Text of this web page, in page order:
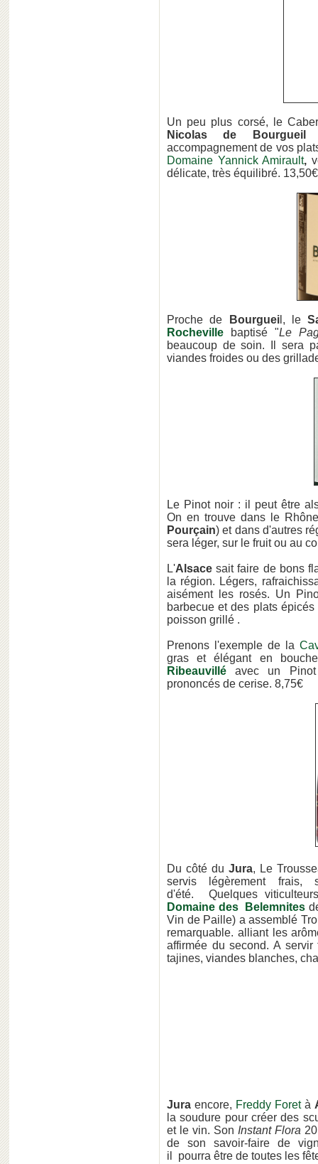
Un peu plus corsé, le
Nicolas de
accompagnement de vos
Domaine Yannick Amirault,
délicate, très équilibré. 13,50€
Proche de Bourgueil, le
Rocheville baptisé "Le
beaucoup de soin. Il sera
viandes froides ou des
Le Pinot noir : il peut être
On en trouve dans le
Pourçain) et dans d'autres
sera léger, sur le fruit ou au
L'Alsace sait faire de bons
la région. Légers,
aisément les rosés. Un
barbecue et des plats épicés
poisson grillé .
Prenons l'exemple de la
gras et élégant en
Ribeauvillé avec un
prononcés de cerise. 8,75€
Du côté du Jura, Le
servis légèrement frais,
d'été. Quelques
Domaine des Belemnites
Vin de Paille) a assemblé
remarquable. alliant les
affirmée du second. A
tajines, viandes blanches,
Jura encore, Freddy Foret à
la soudure pour créer des
et le vin. Son Instant Flora
de son savoir-faire de
il pourra être de toutes les